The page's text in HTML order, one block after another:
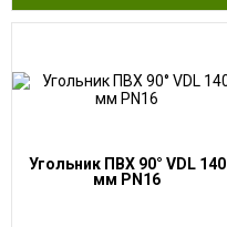
Угольник ПВХ 90° VDL 140
мм PN16